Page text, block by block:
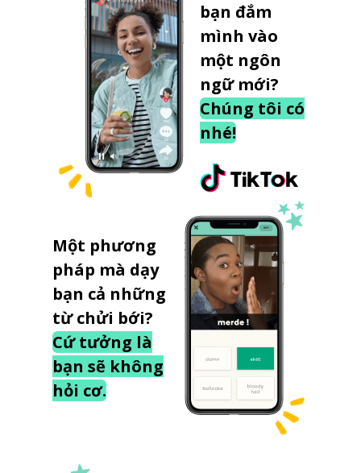
bạn đắm
mình vào
một ngôn
ngữ mới?
Chúng tôi có
nhé!
Một phương
pháp mà dạy
bạn cả những
từ chửi bới?
Cứ tưởng là
bạn sẽ không
hỏi cơ.